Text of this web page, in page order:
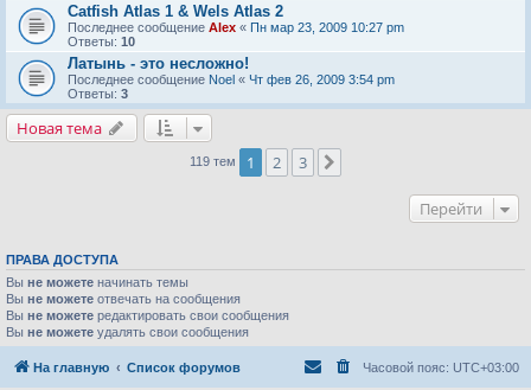
Catfish Atlas 1 & Wels Atlas 2
Последнее сообщение Alex « Пн мар 23, 2009 10:27 pm
Ответы: 10
Латынь - это несложно!
Последнее сообщение Noel « Чт фев 26, 2009 3:54 pm
Ответы: 3
Новая тема
119 тем 1 2 3
Перейти
ПРАВА ДОСТУПА
Вы не можете начинать темы
Вы не можете отвечать на сообщения
Вы не можете редактировать свои сообщения
Вы не можете удалять свои сообщения
На главную Список форумов Часовой пояс: UTC+03:00